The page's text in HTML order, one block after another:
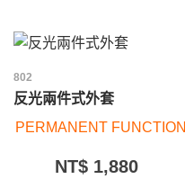
802
反光兩件式外套
PERMANENT FUNCTION
NT$ 1,880